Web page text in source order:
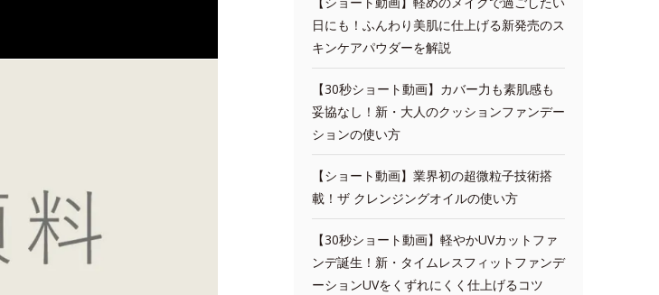
日にも！ふんわり美肌に仕上げる新発売のス
キンケアパウダーを解説
【30秒ショート動画】カバー力も素肌感も
妥協なし！新・大人のクッションファンデー
ションの使い方
【ショート動画】業界初の超微粒子技術搭
載！ザ クレンジングオイルの使い方
【30秒ショート動画】軽やかUVカットファ
ンデ誕生！新・タイムレスフィットファンデ
ーションUVをくずれにくく仕上げるコツ